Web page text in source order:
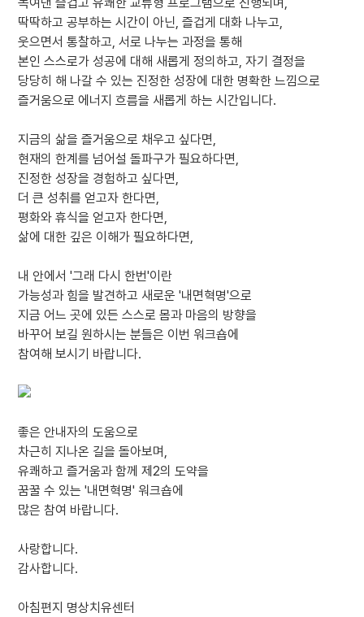
딱딱하고 공부하는 시간이 아닌, 즐겁게 대화 나누고,
웃으면서 통찰하고, 서로 나누는 과정을 통해
본인 스스로가 성공에 대해 새롭게 정의하고, 자기 결정을
당당히 해 나갈 수 있는 진정한 성장에 대한 명확한 느낌으로
즐거움으로 에너지 흐름을 새롭게 하는 시간입니다.
지금의 삶을 즐거움으로 채우고 싶다면,
현재의 한계를 넘어설 돌파구가 필요하다면,
진정한 성장을 경험하고 싶다면,
더 큰 성취를 얻고자 한다면,
평화와 휴식을 얻고자 한다면,
삶에 대한 깊은 이해가 필요하다면,
내 안에서 '그래 다시 한번'이란
가능성과 힘을 발견하고 새로운 '내면혁명'으로
지금 어느 곳에 있든 스스로 몸과 마음의 방향을
바꾸어 보길 원하시는 분들은 이번 워크숍에
참여해 보시기 바랍니다.
좋은 안내자의 도움으로
차근히 지나온 길을 돌아보며,
유쾌하고 즐거움과 함께 제2의 도약을
꿈꿀 수 있는 '내면혁명' 워크숍에
많은 참여 바랍니다.
사랑합니다.
감사합니다.
아침편지 명상치유센터